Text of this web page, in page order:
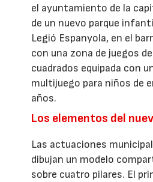
el ayuntamiento de la
de un nuevo parque
Legió Espanyola, en el
con una zona de juegos
cuadrados equipada con
multijuego para niños de
años.
Los elementos del
Las actuaciones
dibujan un modelo
sobre cuatro pilares. El